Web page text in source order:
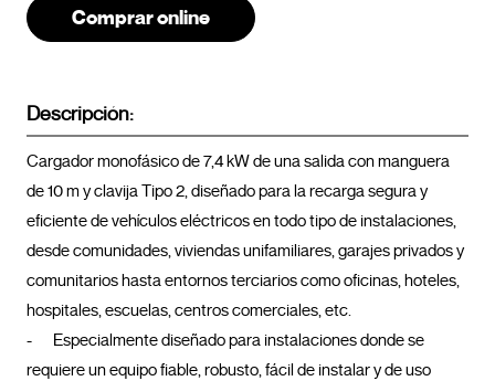
Comprar online
Descripción:
Cargador monofásico de 7,4 kW de una salida con manguera
de 10 m y clavija Tipo 2, diseñado para la recarga segura y
eficiente de vehículos eléctricos en todo tipo de instalaciones,
desde comunidades, viviendas unifamiliares, garajes privados y
comunitarios hasta entornos terciarios como oficinas, hoteles,
hospitales, escuelas, centros comerciales, etc.
-	Especialmente diseñado para instalaciones donde se
requiere un equipo fiable, robusto, fácil de instalar y de uso